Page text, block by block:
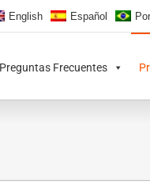
English Español
Preguntas Frecuentes